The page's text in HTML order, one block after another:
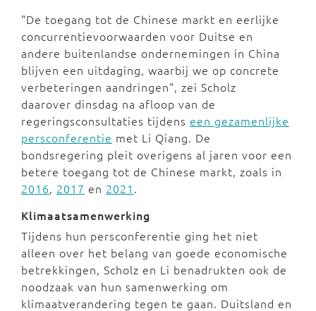
"De toegang tot de Chinese markt en eerlijke
concurrentievoorwaarden voor Duitse en
andere buitenlandse ondernemingen in China
blijven een uitdaging, waarbij we op concrete
verbeteringen aandringen", zei Scholz
daarover dinsdag na afloop van de
regeringsconsultaties tijdens een gezamenlijke
persconferentie met Li Qiang. De
bondsregering pleit overigens al jaren voor een
betere toegang tot de Chinese markt, zoals in
2016, 2017 en 2021 .
Klimaatsamenwerking
Tijdens hun persconferentie ging het niet
alleen over het belang van goede economische
betrekkingen, Scholz en Li benadrukten ook de
noodzaak van hun samenwerking om
klimaatverandering tegen te gaan. Duitsland en